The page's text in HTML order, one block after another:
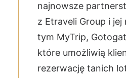
najnowsze
z Etraveli Group i jej
tym MyTrip,
które umożliwią
rezerwację tanich